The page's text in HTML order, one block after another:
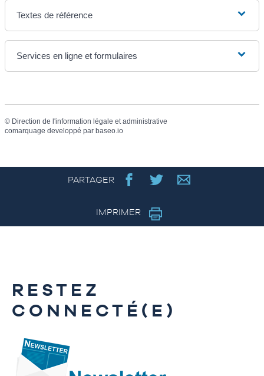
Textes de référence
Services en ligne et formulaires
© Direction de l'information légale et administrative
comarquage developpé par baseo.io
PARTAGER
IMPRIMER
RESTEZ
CONNECTÉ(E)